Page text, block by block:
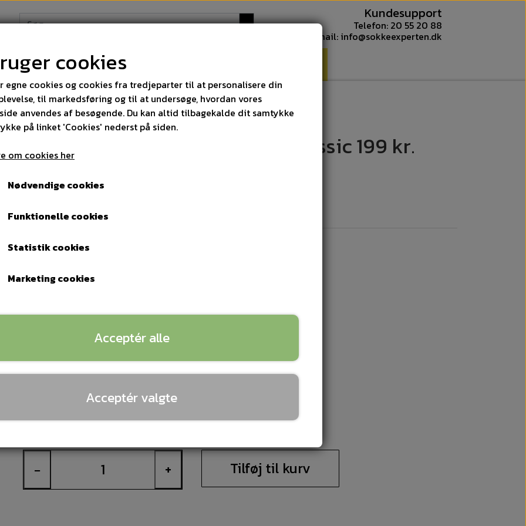
Kundesupport
Telefon: 20 55 20 88
E-mail: info@sokkeexperten.dk
DAMESTRØMPER
300 kr 21 Par Pesail Damestrømper Classic 199 kr. Model nr 8
21 Par Pesail Damestrømper Classic 199 kr.
Model nr 8
199,00 kr.
Høj bærekomfort med det venevenlige og bløde elastiske topbånd
Materialesammensætning:
Læs mere
35-38 39-42
− + Tilføj til kurv
cookies
egne cookies og cookies fra tredjeparter til at personalisere din
til markedsføring og til at undersøge, hvordan vores
anvendes af besøgende. Du kan altid tilbagekalde dit samtykke
på linket 'Cookies' nederst på siden.
om cookies her
Nødvendige cookies
Funktionelle cookies
Statistik cookies
Marketing cookies
Acceptér alle
Acceptér valgte